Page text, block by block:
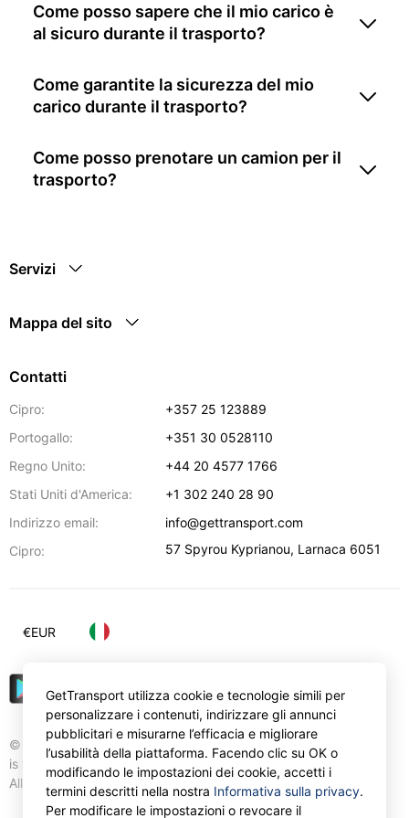
Come posso sapere che il mio carico è
al sicuro durante il trasporto?
Come garantite la sicurezza del mio
carico durante il trasporto?
Come posso prenotare un camion per il
trasporto?
Servizi
Mappa del sito
Contatti
Cipro:
+357 25 123889
Portogallo:
+351 30 0528110
Regno Unito:
+44 20 4577 1766
Stati Uniti d'America:
+1 302 240 28 90
Indirizzo email:
info@gettransport.com
Cipro:
57 Spyrou Kyprianou, Larnaca 6051
© Gettransport International Limited. GetTransport®
is trademark of Gettransport International Limited.
All rights reserved.
€EUR
GetTransport utilizza cookie e tecnologie simili per
personalizzare i contenuti, indirizzare gli annunci
pubblicitari e misurarne l’efficacia e migliorare
l’usabilità della piattaforma. Facendo clic su OK o
modificando le impostazioni dei cookie, accetti i
termini descritti nella nostra Informativa sulla privacy.
Per modificare le impostazioni o revocare il